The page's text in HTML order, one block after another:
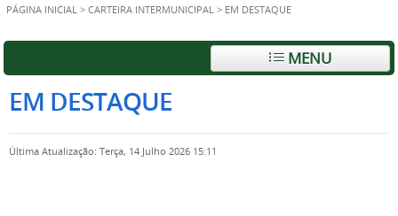
PÁGINA INICIAL > CARTEIRA INTERMUNICIPAL > EM DESTAQUE
MENU
EM DESTAQUE
Última Atualização: Terça, 14 Julho 2026 15:11